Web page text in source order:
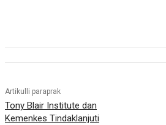
Artikulli paraprak
Tony Blair Institute dan
Kemenkes Tindaklanjuti